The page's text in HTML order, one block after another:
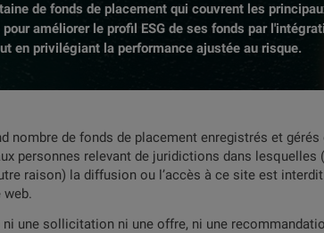
de fonds de placement qui couvrent les
améliorer le profil ESG de ses fonds par
en privilégiant la performance ajustée au risque.
nombre de fonds de placement enregistrés et
personnes relevant de juridictions dans lesquelles
raison) la diffusion ou l’accès à ce site est
une sollicitation ni une offre, ni une